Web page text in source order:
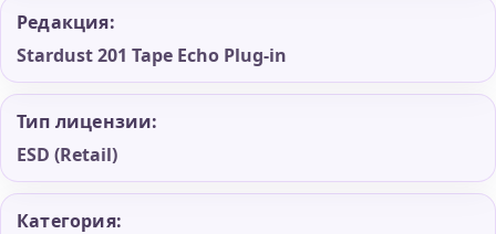
Редакция:
Stardust 201 Tape Echo Plug-in
Тип лицензии:
ESD (Retail)
Категория: